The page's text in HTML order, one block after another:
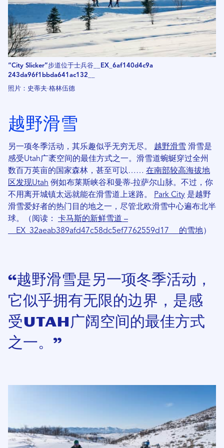
“City Slicker”步道位于士兵谷__EX_6af140d4c9a​​
243da96f1bbda641ac132__
照片：史蒂夫·格林伍德
越野滑雪
另一项冬季活动，其乐趣似乎无穷无尽。 越野滑雪 滑雪是
感受Utah广袤空间的最佳方式之一。滑雪道蜿蜒穿过全州
数百万英亩的国家森林，甚至可以…… 在南部较高海拔地
区发现Utah 例如布莱斯峡谷和曼蒂-拉萨尔山脉。不过，你
不用离开城镇太远就能在滑雪道上迷路。 Park City 是越野
滑雪爱好者的热门目的地之一，尽管北欧滑雪中心遍布北半
球。（阅读： 卡马斯的新鲜雪道 –
__EX_32aeab389afd47c58dc5ef7​​762559d17__ 的雪地）
“越野滑雪是另一项冬季活动，
它似乎拥有无限的边界，是感
受Utah广阔空间的最佳方式
之一。”